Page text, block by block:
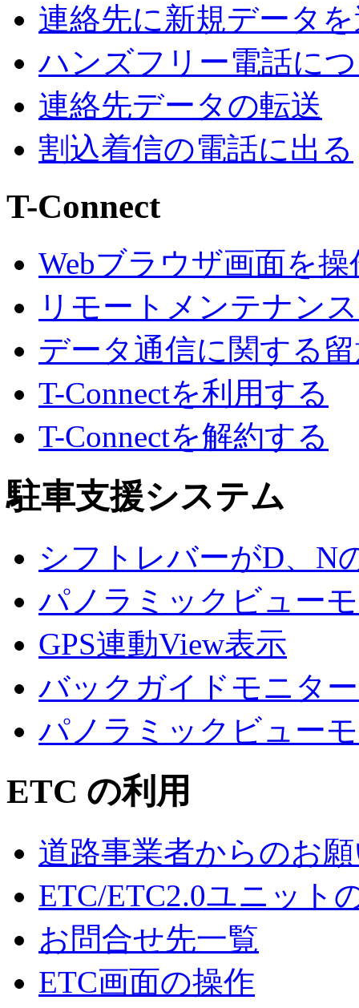
連絡先に新規データ
ハンズフリー電話に
連絡先データの転送
割込着信の電話に出る
T-Connect
Webブラウザ画面を
リモートメンテナン
データ通信に関する
T-Connectを利用する
T-Connectを解約する
駐車支援システム
シフトレバーがD、N
パノラミックビュー
GPS連動View表示
バックガイドモニタ
パノラミックビュー
ETC の利用
道路事業者からのお
ETC/ETC2.0ユニット
お問合せ先一覧
ETC画面の操作